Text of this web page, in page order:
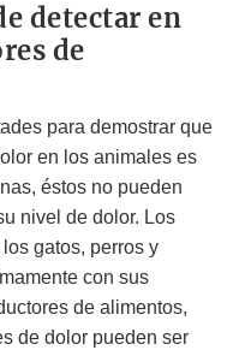
detectar en
de
para demostrar que
en los animales es
éstos no pueden
nivel de dolor. Los
gatos, perros y
con sus
de alimentos,
de dolor pueden ser